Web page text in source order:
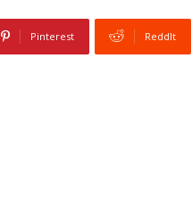
Pinterest ReddIt